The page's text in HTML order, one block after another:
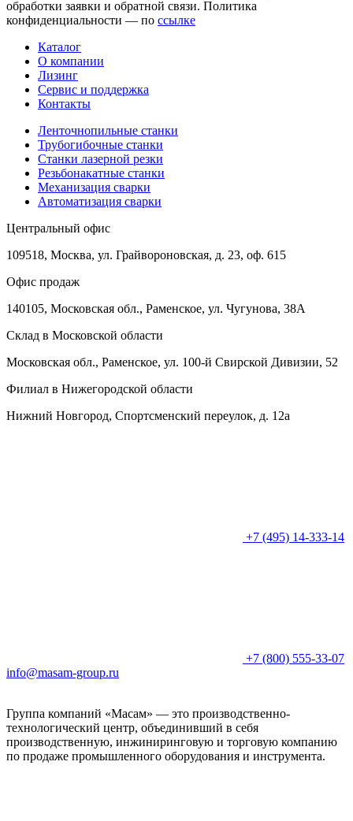
обработки заявки и обратной связи. Политика
конфиденциальности — по ссылке
Каталог
О компании
Лизинг
Сервис и поддержка
Контакты
Ленточнопильные станки
Трубогибочные станки
Станки лазерной резки
Резьбонакатные станки
Механизация сварки
Автоматизация сварки
Центральный офис
109518, Москва, ул. Грайвороновская, д. 23, оф. 615
Офис продаж
140105, Московская обл., Раменское, ул. Чугунова, 38А
Склад в Московской области
Московская обл., Раменское, ул. 100-й Свирской Дивизии, 52
Филиал в Нижегородской области
Нижний Новгород, Спортсменский переулок, д. 12а
+7 (495) 14-333-14
+7 (800) 555-33-07
info@masam-group.ru
Группа компаний «Масам» — это производственно-
технологический центр, объединивший в себя
производственную, инжиниринговую и торговую компанию
по продаже промышленного оборудования и инструмента.